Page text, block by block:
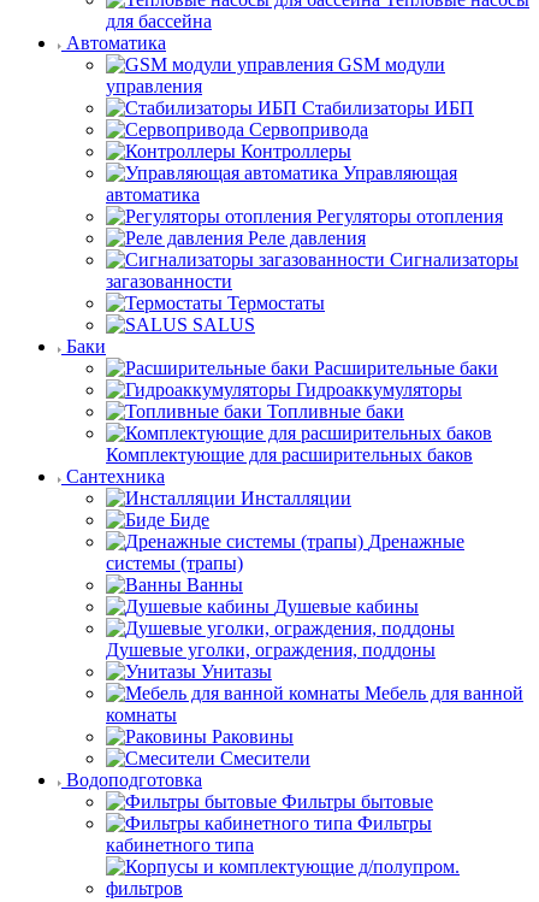
для бассейна
Автоматика
GSM модули
управления
Стабилизаторы ИБП
Сервопривода
Контроллеры
Управляющая
автоматика
Регуляторы отопления
Реле давления
Сигнализаторы
загазованности
Термостаты
SALUS
Баки
Расширительные баки
Гидроаккумуляторы
Топливные баки
Комплектующие для расширительных баков
Сантехника
Инсталляции
Биде
Дренажные
системы (трапы)
Ванны
Душевые кабины
Душевые уголки, ограждения, поддоны
Унитазы
Мебель для ванной
комнаты
Раковины
Смесители
Водоподготовка
Фильтры бытовые
Фильтры
кабинетного типа